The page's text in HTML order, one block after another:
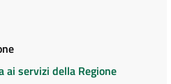
ai servizi della Regione